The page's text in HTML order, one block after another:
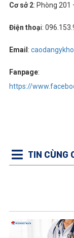
Cơ sở 2: Phòng 201
Điện thoại:
Email :
Fanpage:
https://
TIN CÙNG